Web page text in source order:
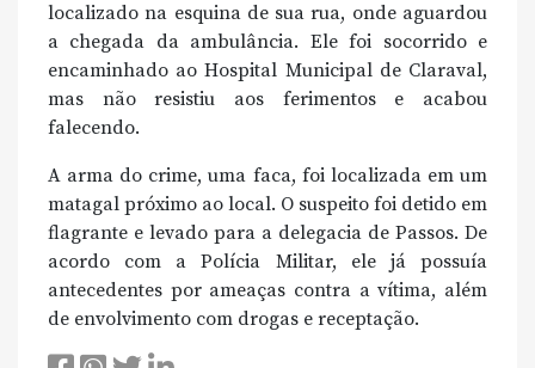
localizado na esquina de sua rua, onde aguardou
a chegada da ambulância. Ele foi socorrido e
encaminhado ao Hospital Municipal de Claraval,
mas não resistiu aos ferimentos e acabou
falecendo.
A arma do crime, uma faca, foi localizada em um
matagal próximo ao local. O suspeito foi detido em
flagrante e levado para a delegacia de Passos. De
acordo com a Polícia Militar, ele já possuía
antecedentes por ameaças contra a vítima, além
de envolvimento com drogas e receptação.